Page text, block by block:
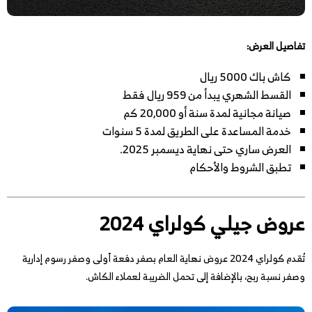
تفاصيل العرض:
كاش باك 5000 ريال
القسط الشهري يبدأ من 959 ريال فقط
صيانة مجانية لمدة سنة أو 20,000 كم
خدمة المساعدة على الطريق لمدة 5 سنوات
العرض ساري حتى نهاية ديسمبر 2025.
تطبق الشروط والأحكام
عروض جيلي كولراي 2024
تُقدم كولراي 2024 عروض نهاية العام بصفر دفعة أولى وصفر رسوم إدارية
وصفر نسبة ربح، بالإضافة إلى تحمل الضريبة لعملاء الكاش.